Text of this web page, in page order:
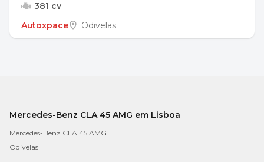
381 cv
Autoxpace
Odivelas
Mercedes-Benz CLA 45 AMG em Lisboa
Mercedes-Benz CLA 45 AMG
Odivelas